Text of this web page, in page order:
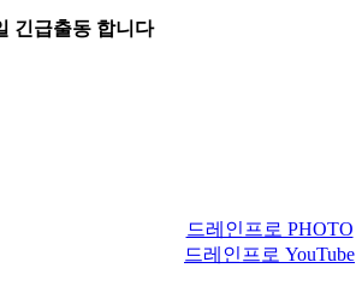
긴급출동 합니다
드레인프로 PHOTO
드레인프로 YouTube